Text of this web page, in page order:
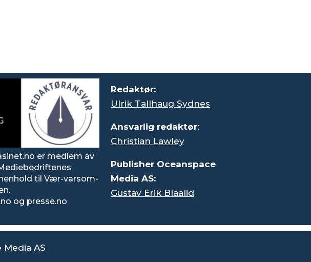
er medlem av
til Vær-varsom-
og presse.no
Redaktør:
Ulrik Tallhaug Sydnes
Ansvarlig redaktør:
Christian Lawley
Publisher Oceanspace
Media AS:
Gustav Erik Blaalid
AS